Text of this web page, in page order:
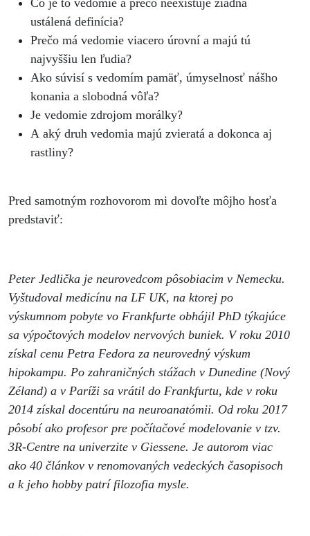
Čo je to vedomie a prečo neexistuje žiadna
ustálená definícia?
Prečo má vedomie viacero úrovní a majú tú
najvyššiu len ľudia?
Ako súvisí s vedomím pamäť, úmyselnosť nášho
konania a slobodná vôľa?
Je vedomie zdrojom morálky?
A aký druh vedomia majú zvieratá a dokonca aj
rastliny?
Pred samotným rozhovorom mi dovoľte môjho hosťa
predstaviť:
Peter Jedlička je neurovedcom pôsobiacim v Nemecku.
Vyštudoval medicínu na LF UK, na ktorej po
výskumnom pobyte vo Frankfurte obhájil PhD týkajúce
sa výpočtových modelov nervových buniek. V roku 2010
získal cenu Petra Fedora za neurovedný výskum
hipokampu. Po zahraničných stážach v Dunedine (Nový
Zéland) a v Paríži sa vrátil do Frankfurtu, kde v roku
2014 získal docentúru na neuroanatómii. Od roku 2017
pôsobí ako profesor pre počítačové modelovanie v tzv.
3R-Centre na univerzite v Giessene. Je autorom viac
ako 40 článkov v renomovaných vedeckých časopisoch
a k jeho hobby patrí filozofia mysle.